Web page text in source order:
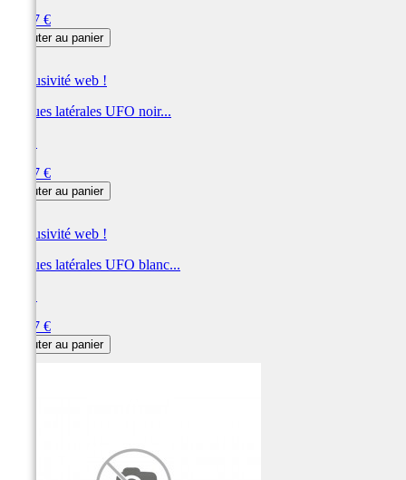
78,37 €
Ajouter au panier
Exclusivité web !
Plaques latérales UFO noir...
78,37 €
Ajouter au panier
Exclusivité web !
Plaques latérales UFO blanc...
78,37 €
Ajouter au panier